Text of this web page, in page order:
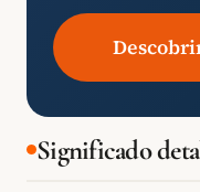
Significado